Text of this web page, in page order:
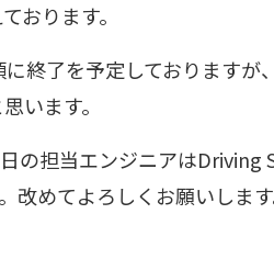
おります。
終了を予定しておりますが
います。
の担当エンジニアはDriving
改めてよろしくお願いしま